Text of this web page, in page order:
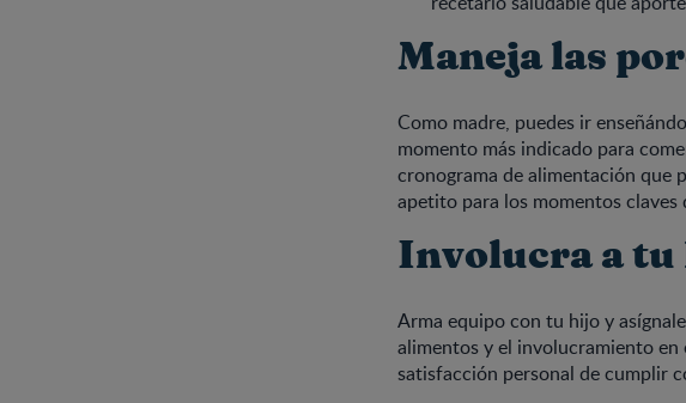
Maneja las
Como madre, puedes ir
momento más indicado para
cronograma de alimentación que
apetito para los momentos
Involucra a tu
Arma equipo con tu hijo y
alimentos y el involucramiento
satisfacción personal de cumplir